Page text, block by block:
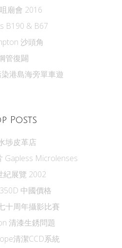
廟會 2016
B190 & B67
沙頭角
管復闢
港島海旁單車遊
Posts
埗皮革店
Gapless Microlenses
紀展覽 2002
中國價格
十周年攝影比賽
清漆生銹問題
清潔CCD系統